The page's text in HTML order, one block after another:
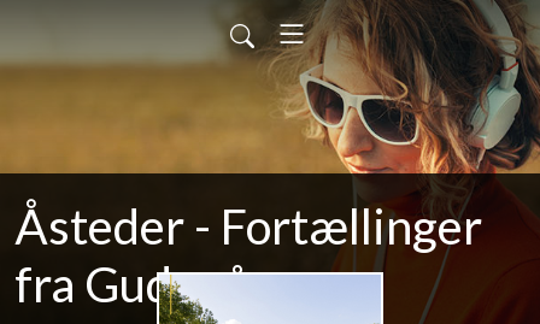
Åsteder - Fortællinger
fra Gudenåen